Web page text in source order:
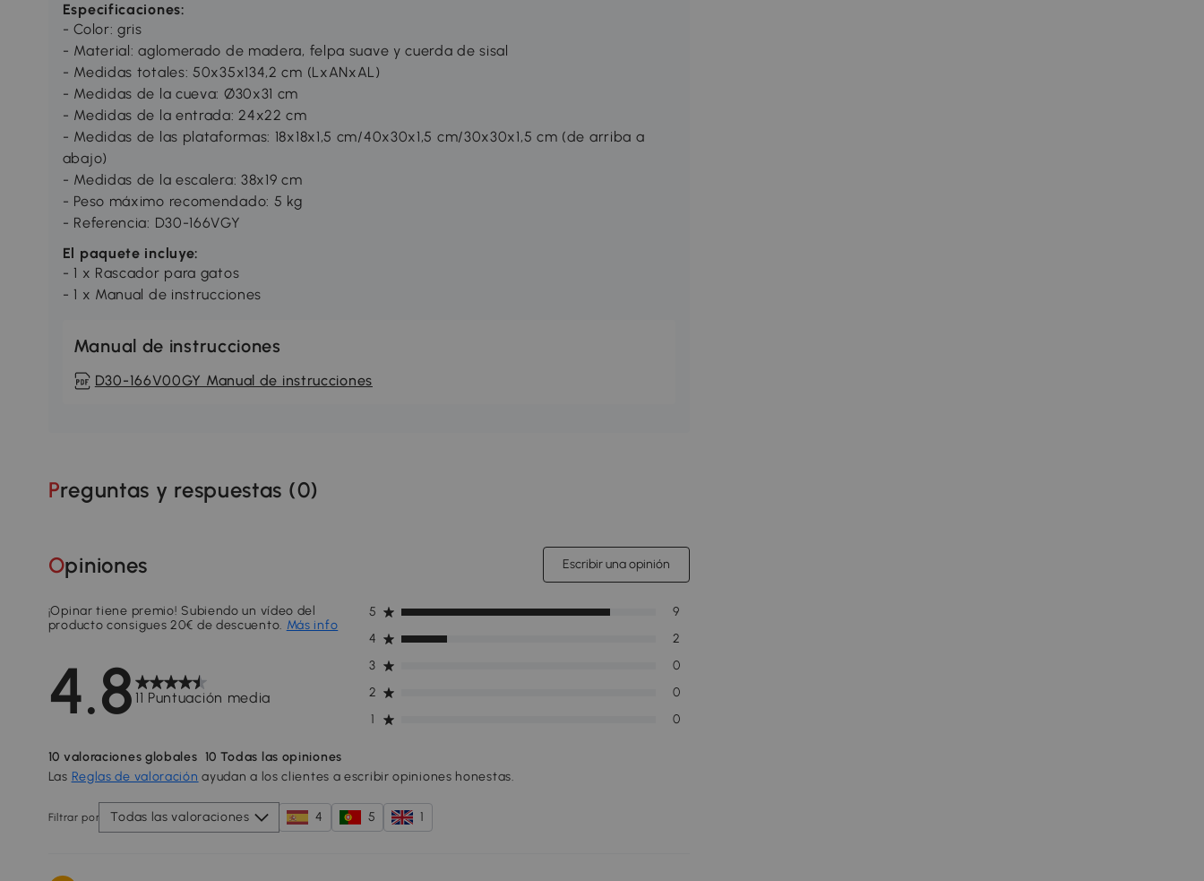
Especificaciones:
- Color: gris
- Material: aglomerado de madera, felpa suave y cuerda de sisal
- Medidas totales: 50x35x134,2 cm (LxANxAL)
- Medidas de la cueva: Ø30x31 cm
- Medidas de la entrada: 24x22 cm
- Medidas de las plataformas: 18x18x1,5 cm/40x30x1,5 cm/30x30x1,5 cm (de arriba a
abajo)
- Medidas de la escalera: 38x19 cm
- Peso máximo recomendado: 5 kg
- Referencia: D30-166VGY
El paquete incluye:
- 1 x Rascador para gatos
- 1 x Manual de instrucciones
Manual de instrucciones
D30-166V00GY Manual de instrucciones
Preguntas y respuestas (0)
Opiniones Escribir una opinión
4.8 11 Puntuación media
¡Opinar tiene premio! Subiendo un vídeo del
producto consigues 20€ de descuento. Más info
1 0
2 0
3 0
4 2
5 9
10 valoraciones globales 10 Todas las opiniones
Las Reglas de valoración ayudan a los clientes a escribir opiniones honestas.
Filtrar por Todas las valoraciones 4 5 1